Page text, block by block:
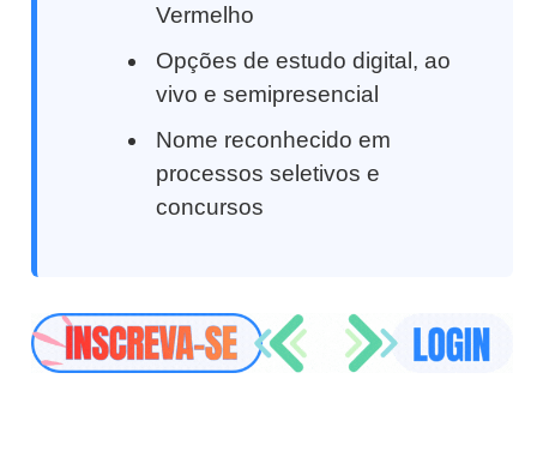
Vermelho
Opções de estudo digital, ao
vivo e semipresencial
Nome reconhecido em
processos seletivos e
concursos